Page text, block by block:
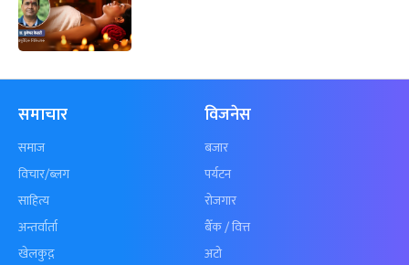
समाचार
समाज
विचार/ब्लग
साहित्य
अन्तर्वार्ता
खेलकुद़़
विजनेस
बजार
पर्यटन
रोजगार
बैँक / वित्त
अटो